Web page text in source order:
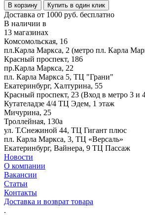
В корзину Купить в один клик
Доставка от 1000 руб. бесплатно
В наличии в
13 магазинах
Комсомольская, 16
пл.Карла Маркса, 2 (метро пл. Карла
Красный проспект, 186
пр.Карла Маркса, 22
пл. Карла Маркса 5, ТЦ "Грани"
Екатеринбург, Халтурина, 55
Красный проспект, 23 (Вход в метро 3 и
Кутателадзе 4/4 ТЦ Эдем, 1 этаж
Мичурина, 25
Троллейная, 130а
ул. Т.Снежиной 44, ТЦ Гигант плюс
пл. Карла Маркса, 3, ТЦ «Версаль»
Екатеринбург, Вайнера, 9 ТЦ Пассаж
Новости
О компании
Вакансии
Статьи
Контакты
Доставка и возврат товара
.